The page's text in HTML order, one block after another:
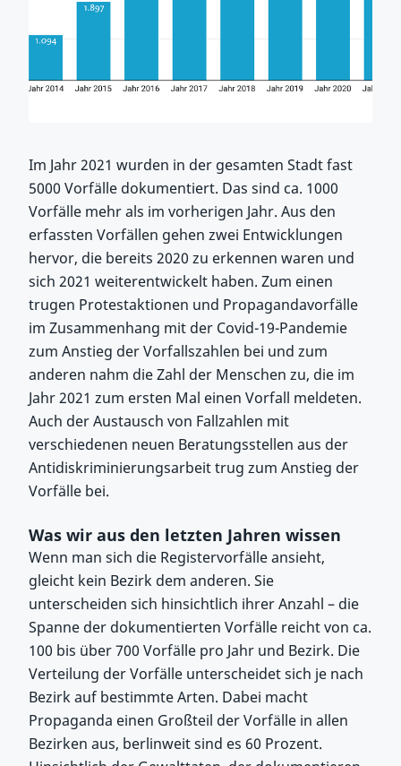
Im Jahr 2021 wurden in der gesamten Stadt fast
5000 Vorfälle dokumentiert. Das sind ca. 1000
Vorfälle mehr als im vorherigen Jahr. Aus den
erfassten Vorfällen gehen zwei Entwicklungen
hervor, die bereits 2020 zu erkennen waren und
sich 2021 weiterentwickelt haben. Zum einen
trugen Protestaktionen und Propagandavorfälle
im Zusammenhang mit der Covid-19-Pandemie
zum Anstieg der Vorfallszahlen bei und zum
anderen nahm die Zahl der Menschen zu, die im
Jahr 2021 zum ersten Mal einen Vorfall meldeten.
Auch der Austausch von Fallzahlen mit
verschiedenen neuen Beratungsstellen aus der
Antidiskriminierungsarbeit trug zum Anstieg der
Vorfälle bei.
Was wir aus den letzten Jahren wissen
Wenn man sich die Registervorfälle ansieht,
gleicht kein Bezirk dem anderen. Sie
unterscheiden sich hinsichtlich ihrer Anzahl – die
Spanne der dokumentierten Vorfälle reicht von ca.
100 bis über 700 Vorfälle pro Jahr und Bezirk. Die
Verteilung der Vorfälle unterscheidet sich je nach
Bezirk auf bestimmte Arten. Dabei macht
Propaganda einen Großteil der Vorfälle in allen
Bezirken aus, berlinweit sind es 60 Prozent.